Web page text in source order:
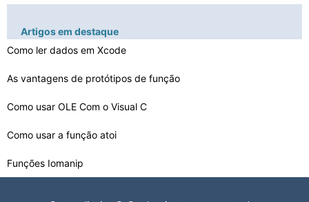
Como usar o Xcode
Escondendo C + + símbolos com Static Library
Requisitos para um SDK iTouch
Artigos em destaque
Como ler dados em Xcode
As vantagens de protótipos de função
Como usar OLE Com o Visual C
Como usar a função atoi
Funções Iomanip